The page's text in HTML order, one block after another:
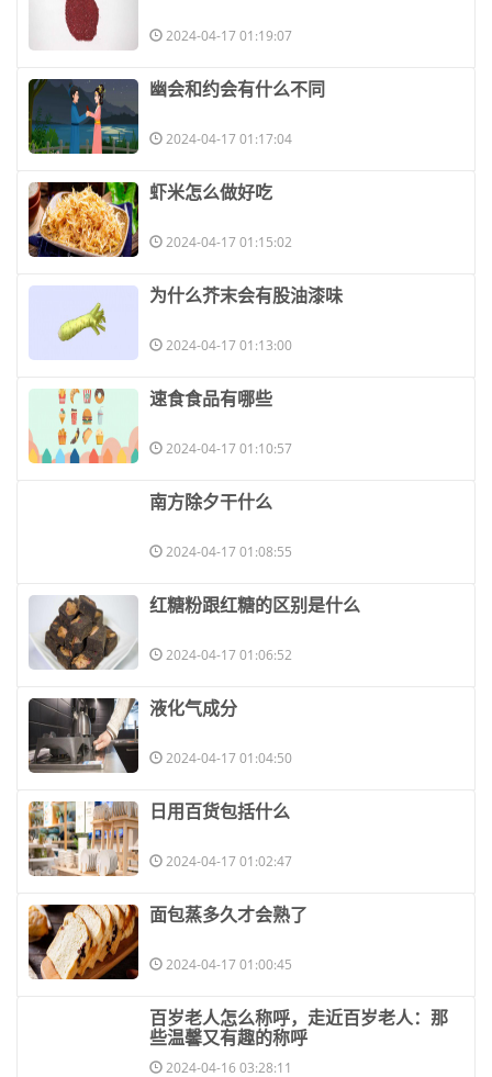
2024-04-17 01:19:07
​幽会和约会有什么不同
2024-04-17 01:17:04
​虾米怎么做好吃
2024-04-17 01:15:02
​为什么芥末会有股油漆味
2024-04-17 01:13:00
​速食食品有哪些
2024-04-17 01:10:57
​南方除夕干什么
2024-04-17 01:08:55
​红糖粉跟红糖的区别是什么
2024-04-17 01:06:52
​液化气成分
2024-04-17 01:04:50
​日用百货包括什么
2024-04-17 01:02:47
​面包蒸多久才会熟了
2024-04-17 01:00:45
​百岁老人怎么称呼，走近百岁老人：那
些温馨又有趣的称呼
2024-04-16 03:28:11